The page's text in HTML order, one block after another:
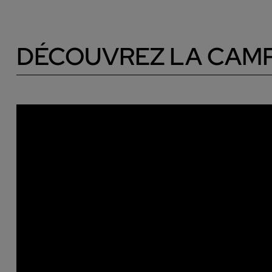
DÉCOUVREZ LA